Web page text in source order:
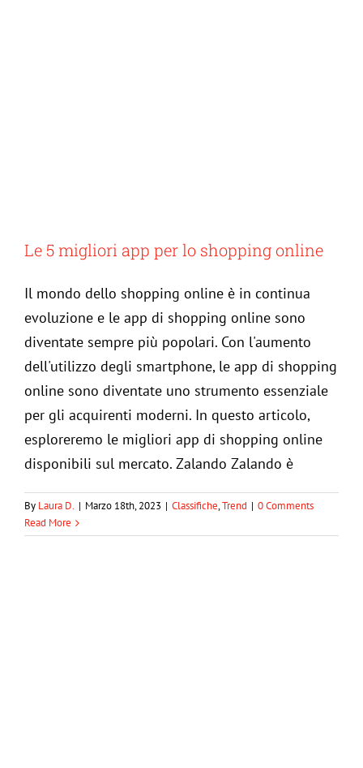
Le 5 migliori app per lo shopping online
Il mondo dello shopping online è in continua
evoluzione e le app di shopping online sono
diventate sempre più popolari. Con l'aumento
dell'utilizzo degli smartphone, le app di shopping
online sono diventate uno strumento essenziale
per gli acquirenti moderni. In questo articolo,
esploreremo le migliori app di shopping online
disponibili sul mercato. Zalando Zalando è
By Laura D. | Marzo 18th, 2023 | Classifiche,Trend | 0 Comments
Read More
Le 10 migliori marche di moda italiane
Case di moda Classifiche